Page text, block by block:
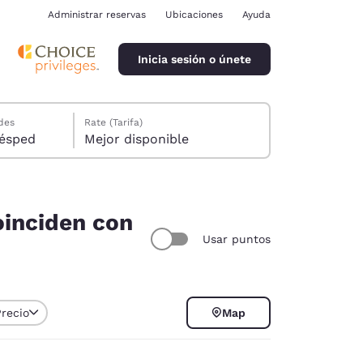
Administrar reservas Ubicaciones Ayuda
Inicia sesión o únete
1 huésped
Rate (Tarifa)
Mejor disponible
con
Usar puntos
Map